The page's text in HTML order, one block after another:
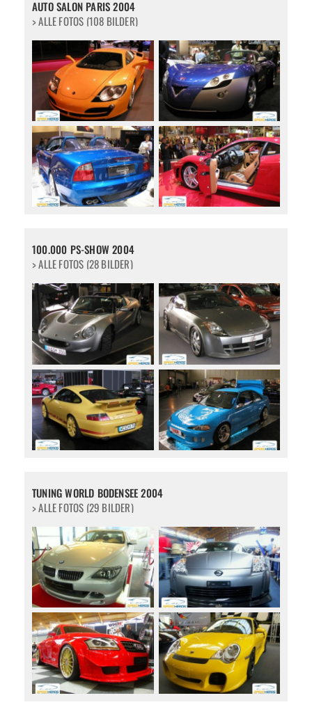
AUTO SALON PARIS 2004
> ALLE FOTOS (108 BILDER)
100.000 PS-SHOW 2004
> ALLE FOTOS (28 BILDER)
TUNING WORLD BODENSEE 2004
> ALLE FOTOS (29 BILDER)